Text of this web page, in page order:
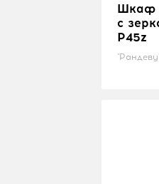
Шкаф
с
P45z